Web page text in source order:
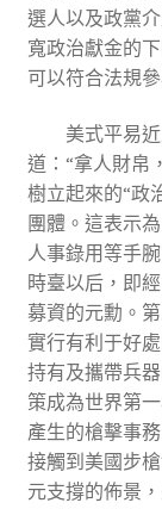
選人以及政黨
寬政治獻金的
可以符合法規
美式平易
道：“拿人財帛
樹立起來的“政
團體。這表示
人事錄用等手
時臺以后，即
募資的元勳。
實行有利于好
持有及攜帶兵
策成為世界第
產生的槍擊事
接觸到美國步
元支撐的佈景